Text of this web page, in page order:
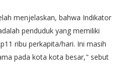
menjelaskan, bahwa Indikator
penduduk yang memiliki
ribu perkapita/hari. Ini masih
pada kota kota besar," sebut